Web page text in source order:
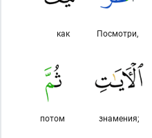
Посмотри,
как
знамения;
потом